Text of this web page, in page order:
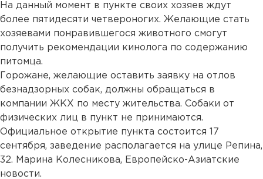
На данный момент в пункте своих хозяев ждут
более пятидесяти четвероногих. Желающие стать
хозяевами понравившегося животного смогут
получить рекомендации кинолога по содержанию
питомца.
Горожане, желающие оставить заявку на отлов
безнадзорных собак, должны обращаться в
компании ЖКХ по месту жительства. Собаки от
физических лиц в пункт не принимаются.
Официальное открытие пункта состоится 17
сентября, заведение располагается на улице Репина,
32. Марина Колесникова, Европейско-Азиатские
новости.